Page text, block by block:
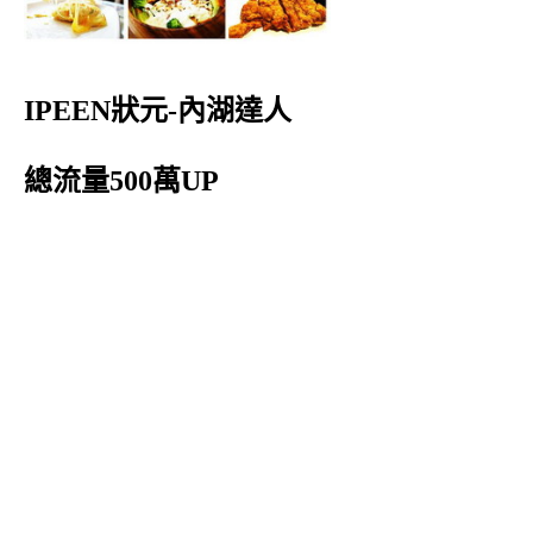
IPEEN狀元-內湖達人
總流量500萬UP